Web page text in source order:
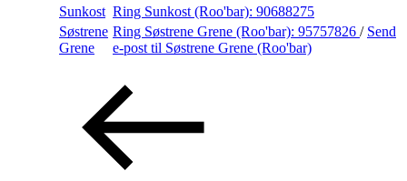
Åpningstider
Praktisk informasjon
Ledige stillinger
Sunkost Ring Sunkost (Roo'bar): 90688275
Søstrene
Grene
Ring Søstrene Grene (Roo'bar): 95757826 / Send
e-post til Søstrene Grene (Roo'bar)